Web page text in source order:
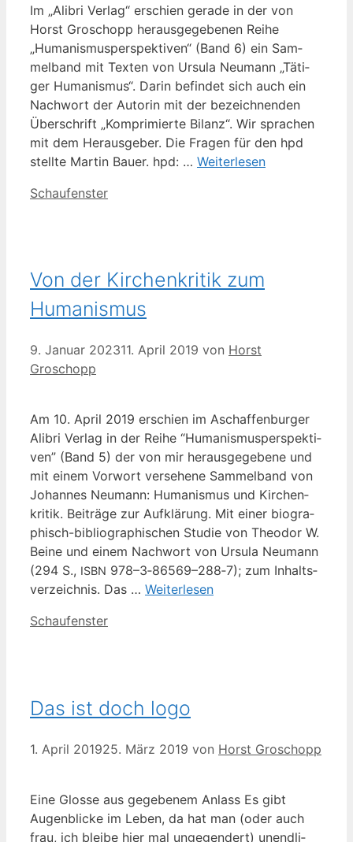
Im „Ali­bri Ver­lag“ erschien gera­de in der von
Horst Gro­schopp her­aus­ge­ge­be­nen Rei­he
„Huma­nis­mus­per­spek­ti­ven“ (Band 6) ein Sam­
mel­band mit Tex­ten von Ursu­la Neu­mann „Täti­
ger Huma­nis­mus“. Dar­in befin­det sich auch ein
Nach­wort der Autorin mit der bezeich­nen­den
Über­schrift „Kom­pri­mier­te Bilanz“. Wir spra­chen
mit dem Her­aus­ge­ber. Die Fra­gen für den hpd
stell­te Mar­tin Bau­er. hpd: … Wei­ter­le­sen
Kategorien
Schaufenster
Von der Kirchenkritik zum
Humanismus
9. Januar 202311. April 2019 von Horst
Groschopp
Am 10. April 2019 erschien im Aschaf­fen­bur­ger
Ali­bri Ver­lag in der Rei­he “Huma­nis­mus­per­spek­ti­
ven” (Band 5) der von mir her­aus­ge­ge­be­ne und
mit einem Vor­wort ver­se­he­ne Sam­mel­band von
Johan­nes Neu­mann: Huma­nis­mus und Kir­chen­
kri­tik. Bei­trä­ge zur Auf­klä­rung. Mit einer bio­­­gra­­
phisch-biblio­­gra­­phi­­schen Stu­die von Theo­dor W.
Bei­ne und einem Nach­wort von Ursu­la Neu­mann
(294 S., ISBN 978–3‑86569–288‑7); zum Inhalts­
ver­zeich­nis. Das … Wei­ter­le­sen
Kategorien
Schaufenster
Das ist doch logo
1. April 201925. März 2019 von Horst Groschopp
Eine Glos­se aus gege­be­nem Anlass Es gibt
Augen­bli­cke im Leben, da hat man (oder auch
frau, ich blei­be hier mal unge­gen­dert) unend­li­